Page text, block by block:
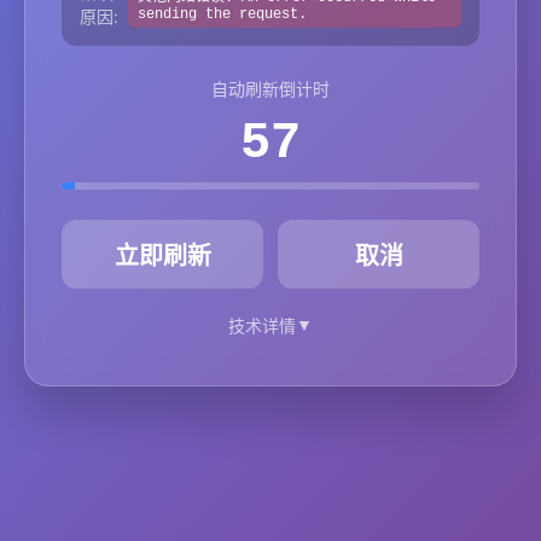
原因:
sending the request.
自动刷新倒计时
57
立即刷新 取消
技术详情▼